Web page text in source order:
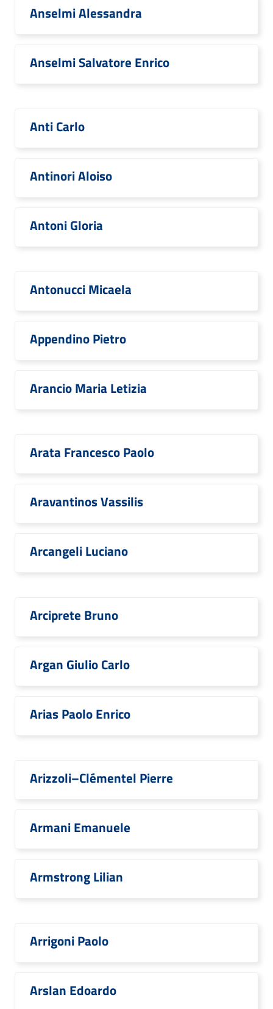
Anselmi Alessandra
Anselmi Salvatore Enrico
Anti Carlo
Antinori Aloiso
Antoni Gloria
Antonucci Micaela
Appendino Pietro
Arancio Maria Letizia
Arata Francesco Paolo
Aravantinos Vassilis
Arcangeli Luciano
Arciprete Bruno
Argan Giulio Carlo
Arias Paolo Enrico
Arizzoli–Clémentel Pierre
Armani Emanuele
Armstrong Lilian
Arrigoni Paolo
Arslan Edoardo